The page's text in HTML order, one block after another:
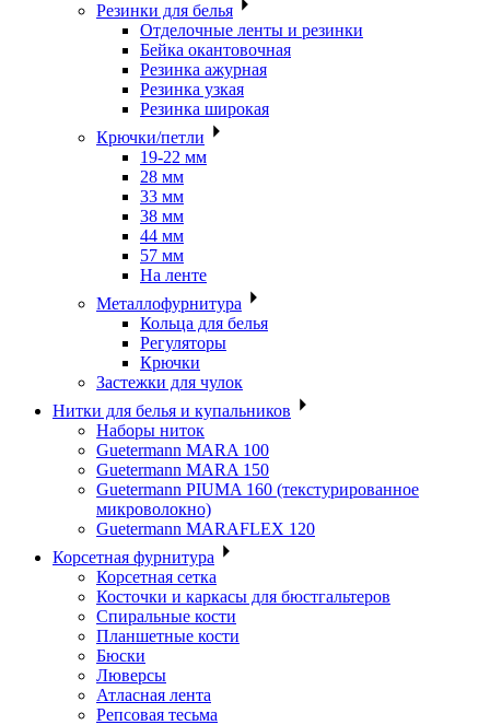
Резинки для белья
Отделочные ленты и резинки
Бейка окантовочная
Резинка ажурная
Резинка узкая
Резинка широкая
Крючки/петли
19-22 мм
28 мм
33 мм
38 мм
44 мм
57 мм
На ленте
Металлофурнитура
Кольца для белья
Регуляторы
Крючки
Застежки для чулок
Нитки для белья и купальников
Наборы ниток
Guetermann MARA 100
Guetermann MARA 150
Guetermann PIUMA 160 (текстурированное
микроволокно)
Guetermann MARAFLEX 120
Корсетная фурнитура
Корсетная сетка
Косточки и каркасы для бюстгальтеров
Спиральные кости
Планшетные кости
Бюски
Люверсы
Атласная лента
Репсовая тесьма